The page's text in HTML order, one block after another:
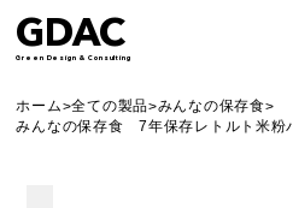
GDAC
Green Design & Consulting
ホーム>全ての製品>みんなの保存食>
みんなの保存食 7年保存レトルト米